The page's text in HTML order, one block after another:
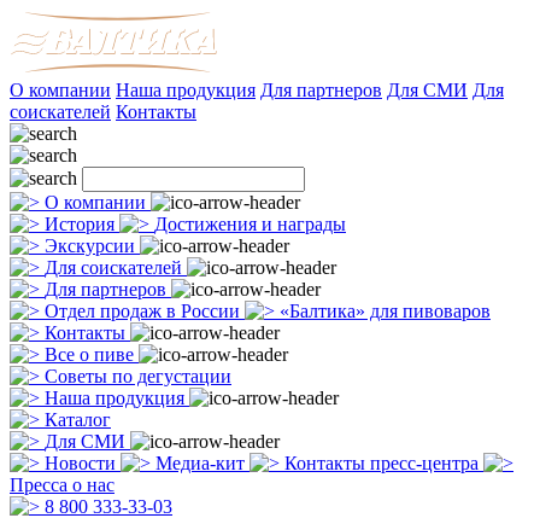
О компании Наша продукция Для партнеров Для СМИ Для
соискателей Контакты
О компании
История
Достижения и награды
Экскурсии
Для соискателей
Для партнеров
Отдел продаж в России
«Балтика» для пивоваров
Контакты
Все о пиве
Советы по дегустации
Наша продукция
Каталог
Для СМИ
Новости
Медиа-кит
Контакты пресс-центра
Пресса о нас
8 800 333-33-03